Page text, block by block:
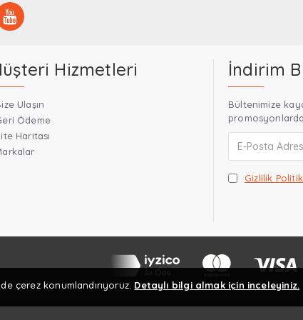
Hizmetleri
Ulaşın
Ödeme
Haritası
İndirim
Bültenimize
Gizlilik
çerez konumlandırıyoruz. Detaylı bilgi almak için inceleyiniz.